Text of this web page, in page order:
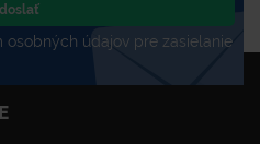
osobných údajov pre zasielanie